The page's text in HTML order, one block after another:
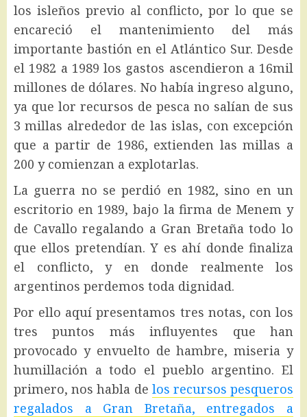
los isleños previo al conflicto, por lo que se
encareció el mantenimiento del más
importante bastión en el Atlántico Sur. Desde
el 1982 a 1989 los gastos ascendieron a 16mil
millones de dólares. No había ingreso alguno,
ya que lor recursos de pesca no salían de sus
3 millas alrededor de las islas, con excepción
que a partir de 1986, extienden las millas a
200 y comienzan a explotarlas.
La guerra no se perdió en 1982, sino en un
escritorio en 1989, bajo la firma de Menem y
de Cavallo regalando a Gran Bretaña todo lo
que ellos pretendían. Y es ahí donde finaliza
el conflicto, y en donde realmente los
argentinos perdemos toda dignidad.
Por ello aquí presentamos tres notas, con los
tres puntos más influyentes que han
provocado y envuelto de hambre, miseria y
humillación a todo el pueblo argentino. El
primero, nos habla de los recursos pesqueros
regalados a Gran Bretaña, entregados a